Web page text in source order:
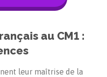
au CM1 :
leur maîtrise de la